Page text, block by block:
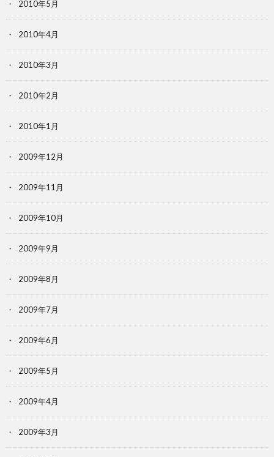
2010年5月
2010年4月
2010年3月
2010年2月
2010年1月
2009年12月
2009年11月
2009年10月
2009年9月
2009年8月
2009年7月
2009年6月
2009年5月
2009年4月
2009年3月